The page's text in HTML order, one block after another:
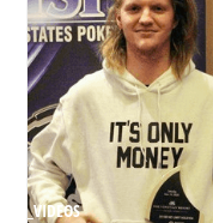
_VIDEOS